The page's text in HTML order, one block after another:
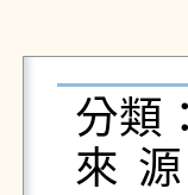
分類
來